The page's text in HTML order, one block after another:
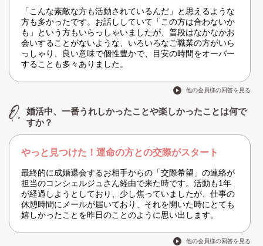
「こんな素敵な方も活動されているんだ」と思えるような
方も多かったです。お話ししていて「この方は合わないか
も」という方もいらっしゃいましたが、普段はなかなかお
会いすることがないような、いろいろなご職業の方がいら
っしゃり、良い意味で個性豊かで、目安の時間をオーバー
することも多々ありました。
他の会員様の回答を見る
婚活中、一番うれしかったことや楽しかったことは何で
すか？
やっと見つけた！運命の方との交際がスタート
最終的に成婚退会するお相手からの「交際希望」の連絡が
担当のコンシェルジュさん経由で来た時です。活動も1年
が経過しようとしており、少し焦っていましたが、仕事の
休憩時間にメールが届いており、それを開いた時にとても
嬉しかったことを昨日のことのように思い出します。
他の会員様の回答を見る